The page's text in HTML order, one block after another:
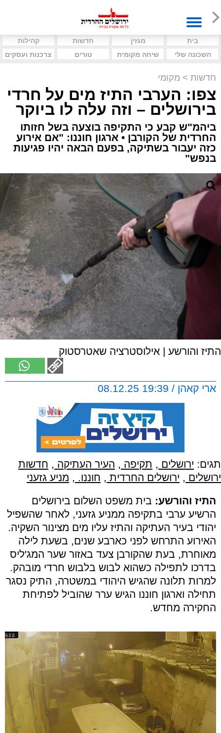
בית מגזין חדשות
קהילות
השכונה שלי
שיחה מקומית טורים צרכנות ועסקים
חדשות > מקומי
צפו: הערבי התיז מים על חרדי
בירושלים – וזה עלה לו ביוקר
ביהמ"ש קבע כי התקיפה בוצעה בשל חזותו
החרדית של הקורבן • ארגון חוננו: "אם אירוע
כזה יעבור בשתיקה, בפעם הבאה יהיו פגיעות
בנפש"
התיז והורשע | אילוסטרציה שאטרסטוק
ארי קאהן / 19:39 08.12.25
תגים: ירושלים , תקיפה , העיר העתיקה , חדשות
ירושלים , ירושלים החרדית , חוננו. , מניע גזעני
התיז והורשע: בית משפט השלום בירושלים
הרשיע ערבי בתקיפה ממניע גזעני, לאחר שהשפיל
יהודי בעיר העתיקה והתיז עליו מים מצינור השקיה.
האירוע התרחש לפני כארבע שנים, בשעת לילה
מאוחרת, בעת שהקורבן צעד באזור שער המג'ליס
בדרכו לתפילה כשהוא לבוש בלבוש חרדי מובהק.
למרות תלונה שהגיש היהודי במשטרה, התיק נסגר
תחילה וארגון חוננו הגיש ערר שהוביל לפתיחת
החקירה מחדש.